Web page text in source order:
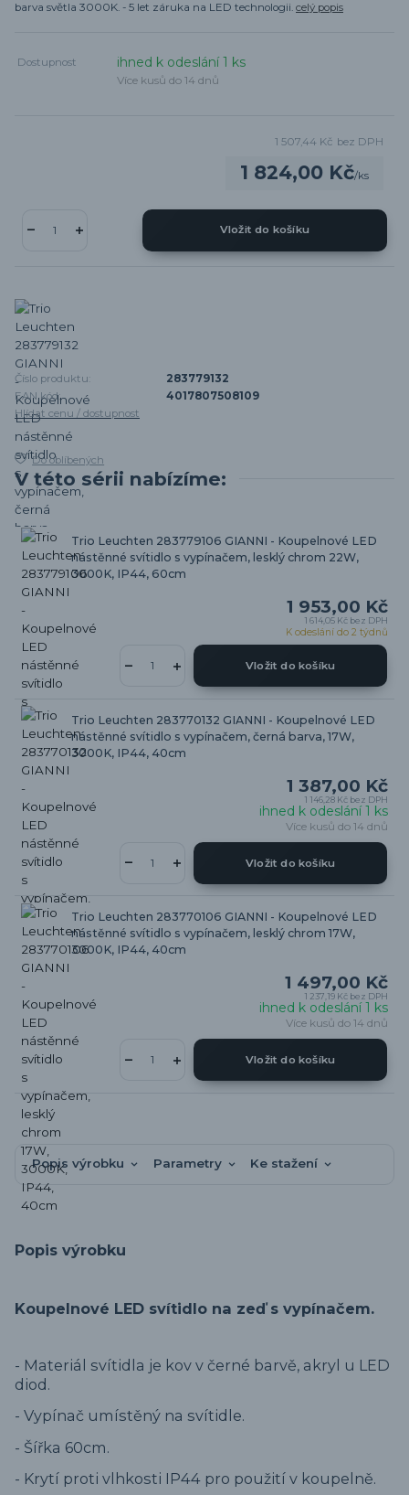
barva světla 3000K. - 5 let záruka na LED technologii. celý popis
Dostupnost ihned k odeslání 1 ks
Více kusů do 14 dnů
1 824,00 Kč/ks
1 507,44 Kč bez DPH
Vložit do košíku
Číslo produktu:
283779132
EAN kód:
4017807508109
Hlídat cenu / dostupnost
Do oblíbených
V této sérii nabízíme:
Trio Leuchten 283779106 GIANNI - Koupelnové LED
nástěnné svítidlo s vypínačem, lesklý chrom 22W,
3000K, IP44, 60cm
1 953,00 Kč
1 614,05 Kč bez DPH
K odeslání do 2 týdnů
Vložit do košíku
Trio Leuchten 283770132 GIANNI - Koupelnové LED
nástěnné svítidlo s vypínačem, černá barva, 17W,
3000K, IP44, 40cm
1 387,00 Kč
1 146,28 Kč bez DPH
ihned k odeslání 1 ks
Více kusů do 14 dnů
Vložit do košíku
Trio Leuchten 283770106 GIANNI - Koupelnové LED
nástěnné svítidlo s vypínačem, lesklý chrom 17W,
3000K, IP44, 40cm
1 497,00 Kč
1 237,19 Kč bez DPH
ihned k odeslání 1 ks
Více kusů do 14 dnů
Vložit do košíku
Popis výrobku Parametry Ke stažení
Popis výrobku
Koupelnové LED svítidlo na zeď s vypínačem.
- Materiál svítidla je kov v černé barvě, akryl u LED
diod.
- Vypínač umístěný na svítidle.
- Šířka 60cm.
- Krytí proti vlhkosti IP44 pro použití v koupelně.